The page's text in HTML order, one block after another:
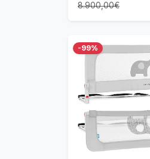
8.900,00€
-99%